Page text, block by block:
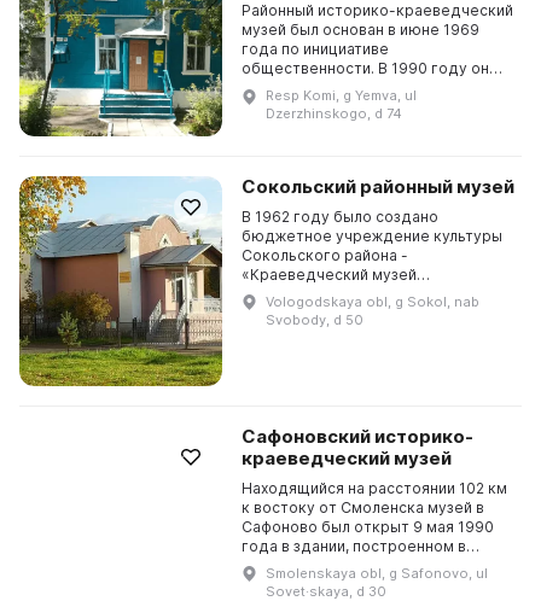
Районный историко-краеведческий
музей был основан в июне 1969
года по инициативе
общественности. В 1990 году он
перешёл в государственную сферу
и приобрел более научный
характер. Он занимается поиском...
Resp Komi, g Yemva, ul
Dzerzhinskogo, d 74
Сокольский районный музей
В 1962 году было создано
бюджетное учреждение культуры
Сокольского района -
«Краеведческий музей
Сокольского района». В 1993 году
оно было реорганизовано в
Сокольский городской историко-
Vologodskaya obl, g Sokol, nab
Svobody, d 50
Сафоновский историко-
краеведческий музей
Находящийся на расстоянии 102 км
к востоку от Смоленска музей в
Сафоново был открыт 9 мая 1990
года в здании, построенном в
первые годы становления города.
Первым директором музея была
Smolenskaya obl, g Safonovo, ul
Sovet·skaya, d 30